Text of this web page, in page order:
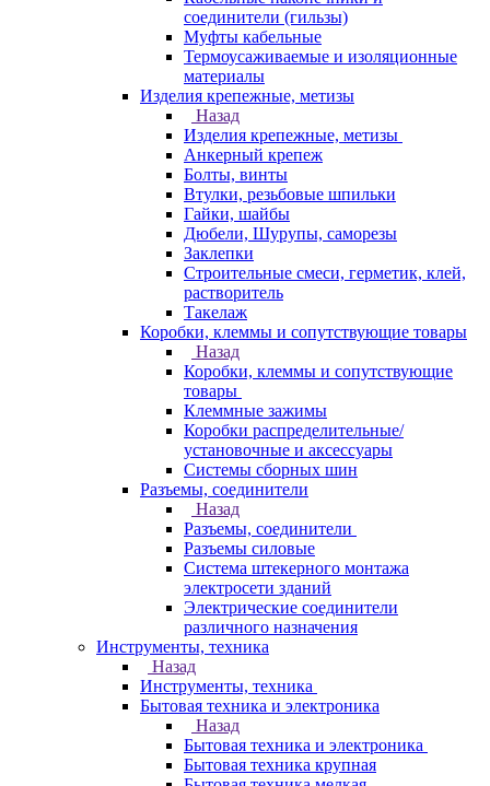
соединители (гильзы)
Муфты кабельные
Термоусаживаемые и изоляционные
материалы
Изделия крепежные, метизы
Назад
Изделия крепежные, метизы
Анкерный крепеж
Болты, винты
Втулки, резьбовые шпильки
Гайки, шайбы
Дюбели, Шурупы, саморезы
Заклепки
Строительные смеси, герметик, клей,
растворитель
Такелаж
Коробки, клеммы и сопутствующие товары
Назад
Коробки, клеммы и сопутствующие
товары
Клеммные зажимы
Коробки распределительные/
установочные и аксессуары
Системы сборных шин
Разъемы, соединители
Назад
Разъемы, соединители
Разъемы силовые
Система штекерного монтажа
электросети зданий
Электрические соединители
различного назначения
Инструменты, техника
Назад
Инструменты, техника
Бытовая техника и электроника
Назад
Бытовая техника и электроника
Бытовая техника крупная